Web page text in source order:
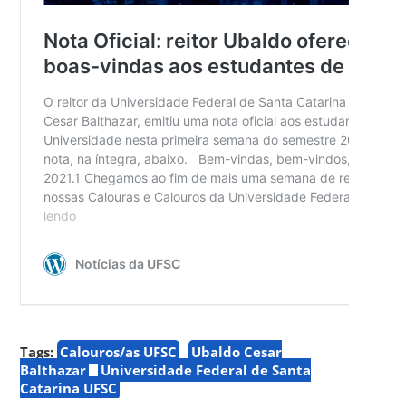
Tags: Calouros/as UFSC
Ubaldo Cesar
Balthazar
Universidade Federal de Santa
Catarina UFSC